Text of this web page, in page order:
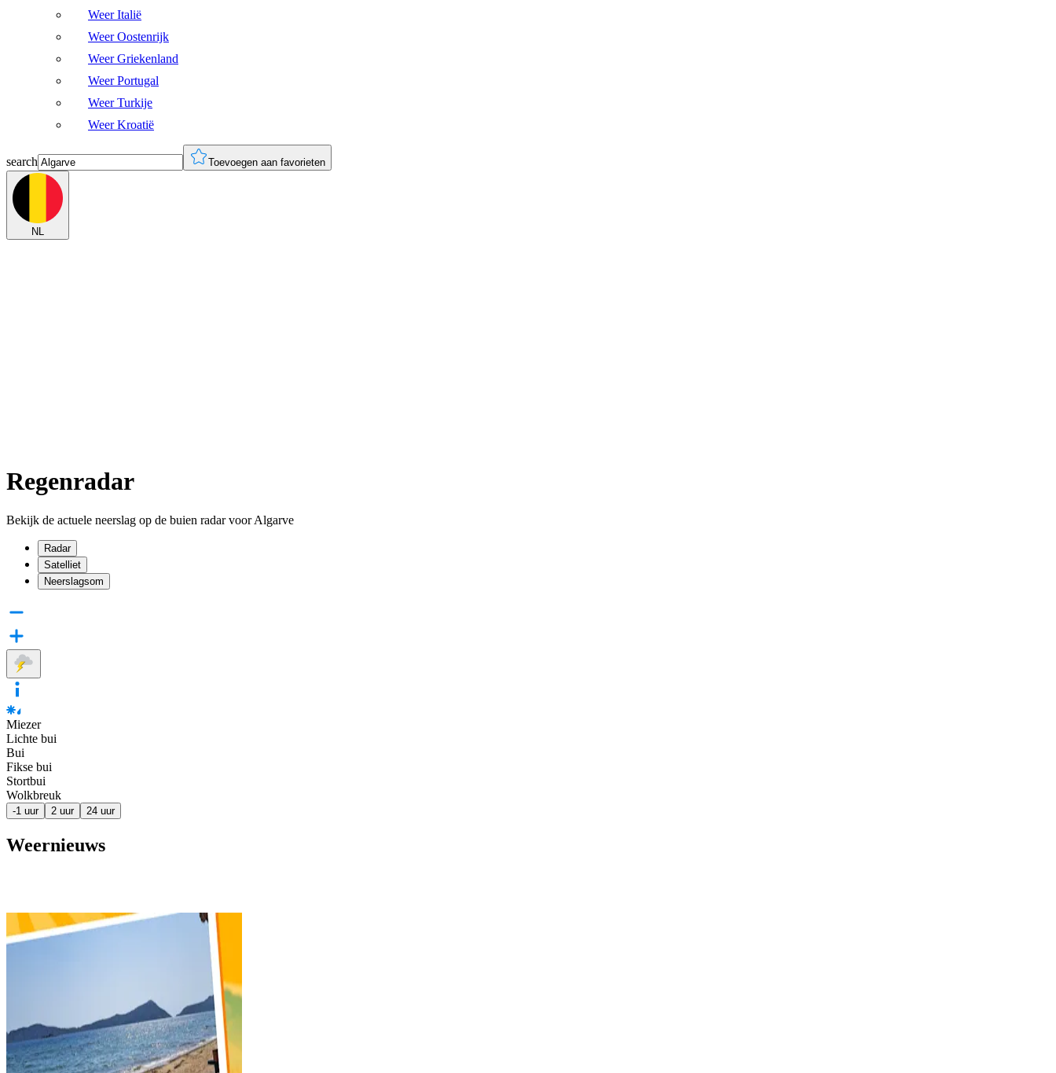
Weer Italië
Weer Oostenrijk
Weer Griekenland
Weer Portugal
Weer Turkije
Weer Kroatië
search Toevoegen aan favorieten
NL
Regenradar
Bekijk de actuele neerslag op de buien radar voor Algarve
Radar
Satelliet
Neerslagsom
Miezer
Lichte bui
Bui
Fikse bui
Stortbui
Wolkbreuk
-1 uur 2 uur 24 uur
Weernieuws